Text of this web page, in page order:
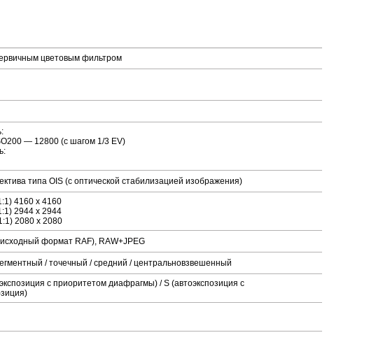
цветовым фильтром
— 12800 (с шагом 1/3 EV)
типа OIS (с оптической стабилизацией изображения)
4160 x 4160
2944 x 2944
2080 x 2080
формат RAF), RAW+JPEG
/ точечный / средний / центральновзвешенный
с приоритетом диафрагмы) / S (автоэкспозиция с